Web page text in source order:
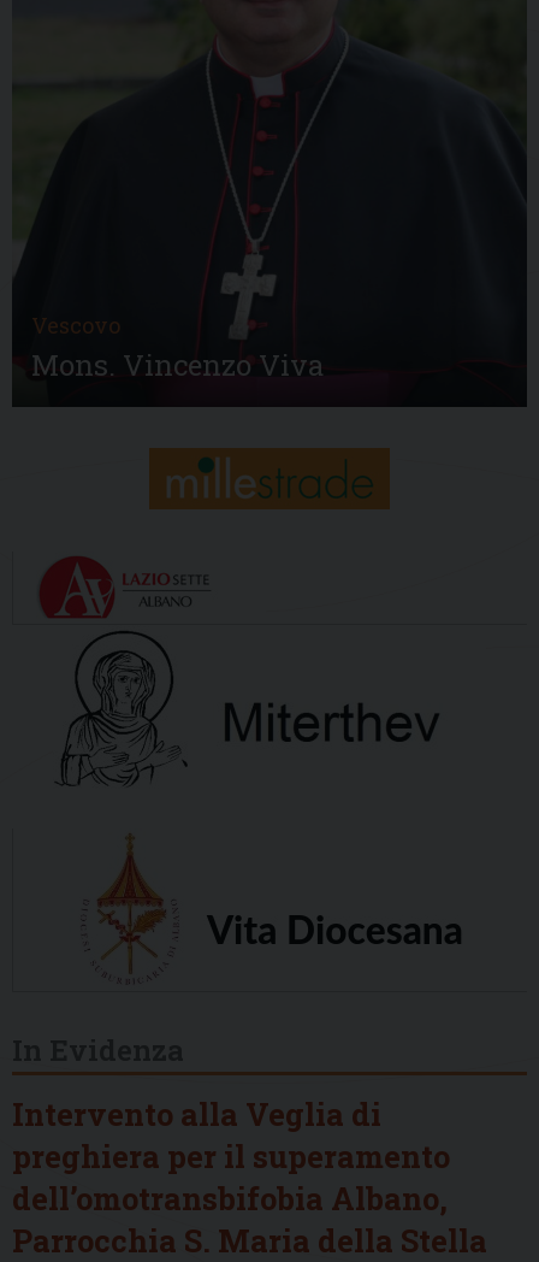
Vescovo
Mons. Vincenzo Viva
Intervento alla Veglia di
preghiera per il superamento
dell’omotransbifobia Albano,
Parrocchia S. Maria della Stella